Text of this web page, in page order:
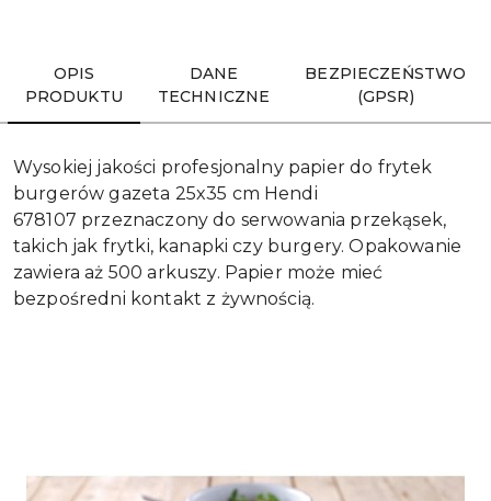
OPIS
PRODUKTU
DANE
TECHNICZNE
BEZPIECZEŃSTWO
(GPSR)
Wysokiej jakości profesjonalny papier do frytek
burgerów gazeta 25x35 cm Hendi
678107 przeznaczony do serwowania przekąsek,
takich jak frytki, kanapki czy burgery. Opakowanie
zawiera aż 500 arkuszy. Papier może mieć
bezpośredni kontakt z żywnością.